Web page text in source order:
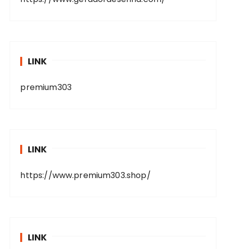
LINK
premium303
LINK
https://www.premium303.shop/
LINK